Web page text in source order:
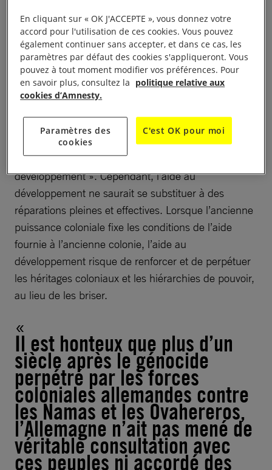
d’indemnisation, de réhabilitation, de satisfaction et
de garanties de non-répétition.
En 2021, dans une déclaration conjointe des
gouvernements namibien et allemand, les autorités
namibien environ 1,1 milliard d’euros sur une
période de 30 ans en vue de financer des
« programmes de reconstruction et de
développement ». Cependant, l’aide au
développement ne saurait se substituer à des
réparations pleines et effectives. Lorsque l’ancienne
puissance coloniale fixe les conditions de l’aide
fournie à l’ancienne colonie, l’aide au
développement risque de renforcer et de perpétuer
les héritages coloniaux et les hiérarchies de pouvoir,
au lieu de les briser.
Il est honteux que plus d’un
siècle après le génocide
perpétré par les forces
coloniales allemandes contre
les Namas et les Ovahereros,
l’Allemagne n’ait pas mené de
véritable consultation avec
ces peuples ni accordé des
En cliquant sur « OK J'ACCEPTE », vous donnez votre
accord pour l'utilisation de ces cookies. Vous pouvez
également continuer sans accepter, et dans ce cas, les
paramètres par défaut des cookies s'appliqueront. Vous
pouvez à tout moment modifier vos préférences. Pour
en savoir plus, consultez la politique relative aux
cookies d’Amnesty.
Paramètres des
cookies
C'est OK pour moi